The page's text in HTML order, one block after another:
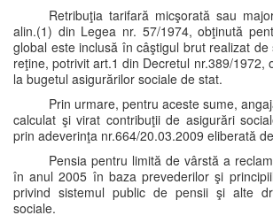
Retribuţia tarifară micşorată sau
alin.(1) din Legea nr. 57/1974, obţinută
global este inclusă în câştigul brut realizat
reţine, potrivit art.1 din Decretul nr.389/1972,
la bugetul asigurărilor sociale de stat.
Prin urmare, pentru aceste sume,
calculat şi virat contribuţii de asigurări
prin adeverinţa nr.664/20.03.2009 eliberată
Pensia pentru limită de vârstă a
în anul 2005 în baza prevederilor şi
privind sistemul public de pensii şi alte
sociale.